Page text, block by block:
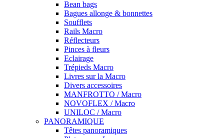
Bean bags
Bagues allonge & bonnettes
Soufflets
Rails Macro
Réflecteurs
Pinces à fleurs
Eclairage
Trépieds Macro
Livres sur la Macro
Divers accessoires
MANFROTTO / Macro
NOVOFLEX / Macro
UNILOC / Macro
PANORAMIQUE
Têtes panoramiques